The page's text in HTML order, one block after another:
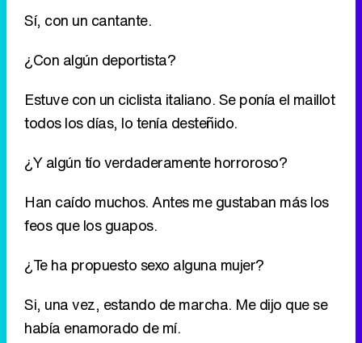
todos los días, lo tenía desteñido.
¿Y algún tío verdaderamente horroroso?
Han caído muchos. Antes me gustaban más los
feos que los guapos.
¿Te ha propuesto sexo alguna mujer?
Si, una vez, estando de marcha. Me dijo que se
había enamorado de mí.
¿Has estado con alguna?
Hasta ahora, no.
¿Qué pensaste la primera vez que viste una peli